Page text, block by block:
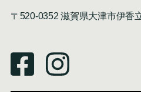
〒520-0352 滋賀県大津市伊香